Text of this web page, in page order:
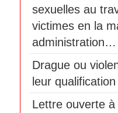
sexuelles au
victimes en la
administration…
Drague ou
leur qualification
Lettre ouverte